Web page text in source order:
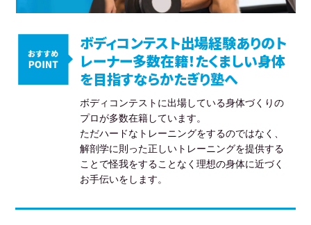
ボディコンテスト出場経験ありのト
レーナー多数在籍！たくましい身体
を目指すならかたぎり塾へ
ボディコンテストに出場している身体づくりの
プロが多数在籍しています。
ただハードなトレーニングをするのではなく、
解剖学に則った正しいトレーニングを提供する
ことで怪我をすることなく理想の身体に近づく
お手伝いをします。